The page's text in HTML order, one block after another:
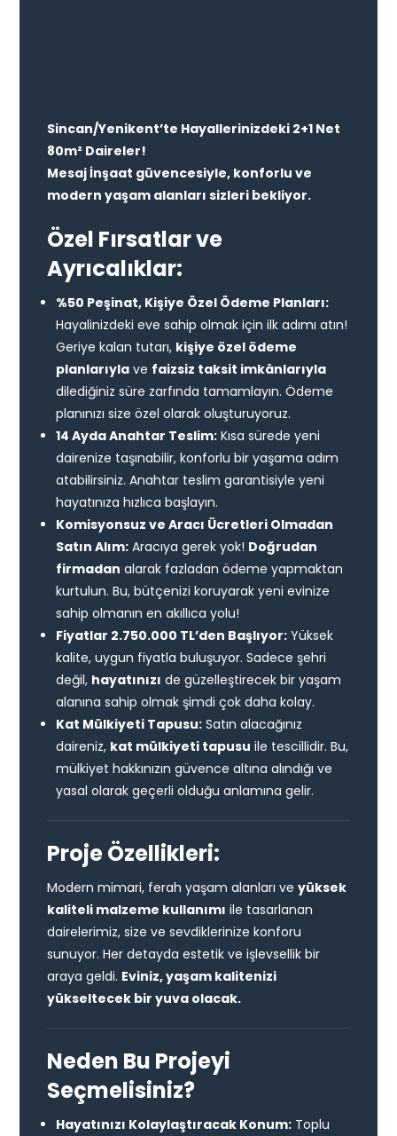
Sincan/Yenikent’te Hayallerinizdeki 2+1 Net
80m² Daireler!
Mesaj İnşaat güvencesiyle, konforlu ve
modern yaşam alanları sizleri bekliyor.
Özel Fırsatlar ve
Ayrıcalıklar:
%50 Peşinat, Kişiye Özel Ödeme Planları:
Hayalinizdeki eve sahip olmak için ilk adımı atın!
Geriye kalan tutarı, kişiye özel ödeme
planlarıyla ve faizsiz taksit imkânlarıyla
dilediğiniz süre zarfında tamamlayın. Ödeme
planınızı size özel olarak oluşturuyoruz.
14 Ayda Anahtar Teslim: Kısa sürede yeni
dairenize taşınabilir, konforlu bir yaşama adım
atabilirsiniz. Anahtar teslim garantisiyle yeni
hayatınıza hızlıca başlayın.
Komisyonsuz ve Aracı Ücretleri Olmadan
Satın Alım: Aracıya gerek yok! Doğrudan
firmadan alarak fazladan ödeme yapmaktan
kurtulun. Bu, bütçenizi koruyarak yeni evinize
sahip olmanın en akıllıca yolu!
Fiyatlar 2.750.000 TL’den Başlıyor: Yüksek
kalite, uygun fiyatla buluşuyor. Sadece şehri
değil, hayatınızı de güzelleştirecek bir yaşam
alanına sahip olmak şimdi çok daha kolay.
Kat Mülkiyeti Tapusu: Satın alacağınız
daireniz, kat mülkiyeti tapusu ile tescillidir. Bu,
mülkiyet hakkınızın güvence altına alındığı ve
yasal olarak geçerli olduğu anlamına gelir.
Proje Özellikleri:
Modern mimari, ferah yaşam alanları veyüksek
kaliteli malzeme kullanımı ile tasarlanan
dairelerimiz, size ve sevdiklerinize konforu
sunuyor. Her detayda estetik ve işlevsellik bir
araya geldi. Eviniz, yaşam kalitenizi
yükseltecek bir yuva olacak.
Neden Bu Projeyi
Seçmelisiniz?
Hayatınızı Kolaylaştıracak Konum: Toplu